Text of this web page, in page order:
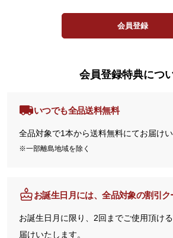
会員登録
会員登録特典につ
いつでも全品送料無料
全品対象で1本から送料無料にてお届けい
※一部離島地域を除く
お誕生日月には、全品対象の割引
お誕生日月に限り、2回までご使用頂け
届けいたします。